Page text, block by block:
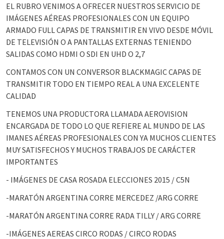
EL RUBRO VENIMOS A OFRECER NUESTROS SERVICIO DE
IMÁGENES AÉREAS PROFESIONALES CON UN EQUIPO
ARMADO FULL CAPAS DE TRANSMITIR EN VIVO DESDE MÓVIL
DE TELEVISIÓN O A PANTALLAS EXTERNAS TENIENDO
SALIDAS COMO HDMI O SDI EN UHD O 2,7
CONTAMOS CON UN CONVERSOR BLACKMAGIC CAPAS DE
TRANSMITIR TODO EN TIEMPO REAL A UNA EXCELENTE
CALIDAD
TENEMOS UNA PRODUCTORA LLAMADA AEROVISION
ENCARGADA DE TODO LO QUE REFIERE AL MUNDO DE LAS
IMANES AÉREAS PROFESIONALES CON YA MUCHOS CLIENTES
MUY SATISFECHOS Y MUCHOS TRABAJOS DE CARÁCTER
IMPORTANTES
- IMÁGENES DE CASA ROSADA ELECCIONES 2015 / C5N
-MARATÓN ARGENTINA CORRE MERCEDEZ /ARG CORRE
-MARATÓN ARGENTINA CORRE RADA TILLY / ARG CORRE
-IMÁGENES AEREAS CIRCO RODAS / CIRCO RODAS